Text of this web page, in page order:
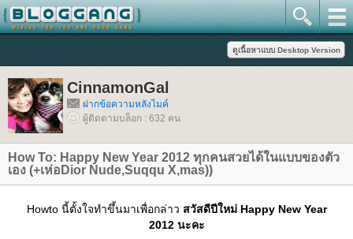
CinnamonGal
ฝากข้อความหลังไมค์
ผู้ติดตามบล็อก : 632 คน
How To: Happy New Year 2012 ทุกคนสวยได้ในแบบของตัว
เอง (+เห่อDior Nude,Suqqu X,mas))
Howto นี้ตั้งใจทำขึ้นมาเพื่อกล่าว สวัสดีปีใหม่ Happy New Year
2012 นะคะ